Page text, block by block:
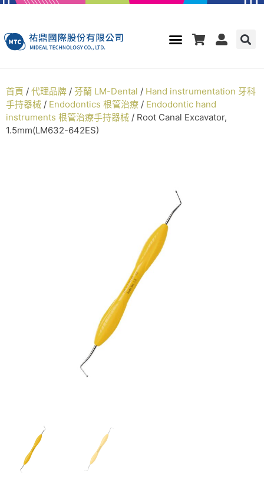
首頁 / 代理品牌 / 芬蘭 LM-Dental / Hand instrumentation 牙科
手持器械 / Endodontics 根管治療 / Endodontic hand
instruments 根管治療手持器械 / Root Canal Excavator,
1.5mm(LM632-642ES)